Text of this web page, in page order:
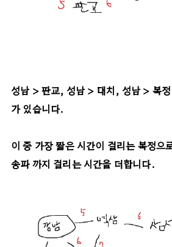
성남 > 판교, 성남 > 대치, 성남 > 복
가 있습니다.
이 중 가장 짧은 시간이 걸리는 복정으
송파 까지 걸리는 시간을 더합니다.